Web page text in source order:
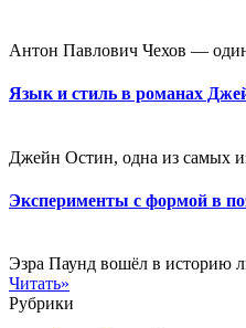
Антон Павлович Чехов —
Язык и стиль в романах
Джейн Остин, одна из самых
Эксперименты с формой в
Эзра Паунд вошёл в историю
Читать»
Рубрики